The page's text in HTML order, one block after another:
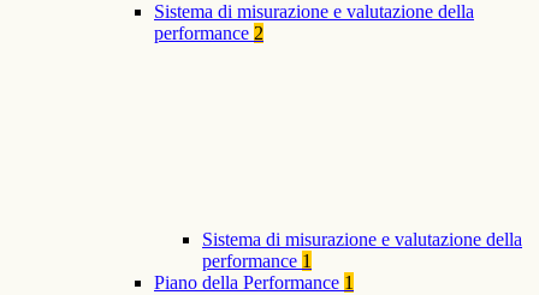
Sistema di misurazione e valutazione della
performance 2
Sistema di misurazione e valutazione della
performance 1
Piano della Performance 1